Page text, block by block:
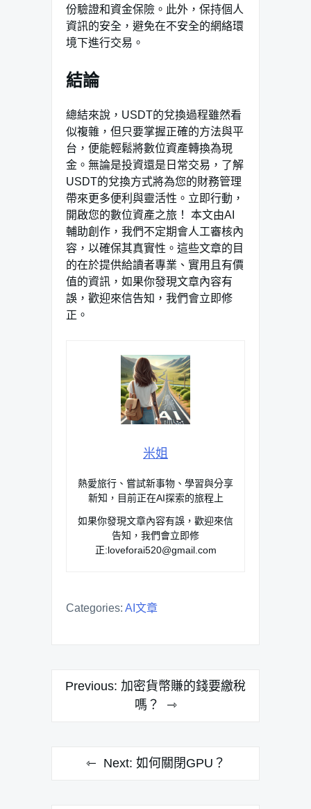
份驗證和資金保險。此外，保持個人
資訊的安全，避免在不安全的網絡環
境下進行交易。
結論
總結來說，USDT的兌換過程雖然看
似複雜，但只要掌握正確的方法與平
台，便能輕鬆將數位資產轉換為現
金。無論是投資還是日常交易，了解
USDT的兌換方式將為您的財務管理
帶來更多便利與靈活性。立即行動，
開啟您的數位資產之旅！ 本文由AI
輔助創作，我們不定期會人工審核內
容，以確保其真實性。這些文章的目
的在於提供給讀者專業、實用且有價
值的資訊，如果你發現文章內容有
誤，歡迎來信告知，我們會立即修
正。
米姐
熱愛旅行、嘗試新事物、學習與分享
新知，目前正在AI探索的旅程上
如果你發現文章內容有誤，歡迎來信
告知，我們會立即修
正:loveforai520@gmail.com
Categories: AI文章
文Previous: 加密貨幣賺的錢要繳稅
嗎？
Next: 如何關閉GPU？